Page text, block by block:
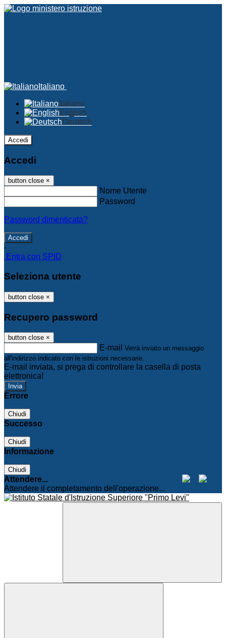
Italiano
Italiano
English
Deutsch
Accedi
Accedi
button close ×
Nome Utente
Password
Password dimenticata?
-
Entra con SPID
Seleziona utente
button close ×
Recupero password
button close ×
E-mail Verrà inviato un messaggio
all'indirizzo indicato con le istruzioni necessarie.
E-mail inviata, si prega di controllare la casella di posta
elettronica!
Errore
Chiudi
Successo
Chiudi
Informazione
Chiudi
Attendere...
Attendere il completamento dell'operazione...